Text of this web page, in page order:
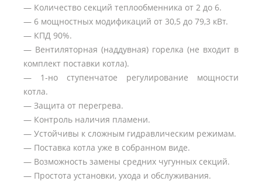
— Количество секций теплообменника от 2 до 6.
— 6 мощностных модификаций от 30,5 до 79,3 кВт.
— КПД 90%.
— Вентиляторная (наддувная) горелка (не входит в
комплект поставки котла).
— 1-но ступенчатое регулирование мощности
котла.
— Защита от перегрева.
— Контроль наличия пламени.
— Устойчивы к сложным гидравлическим режимам.
— Поставка котла уже в собранном виде.
— Возможность замены средних чугунных секций.
— Простота установки, ухода и обслуживания.